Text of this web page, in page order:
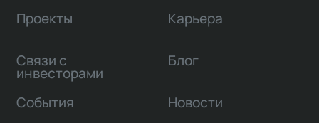
Проекты
Связи с
инвесторами
Карьера
Блог
События Новости